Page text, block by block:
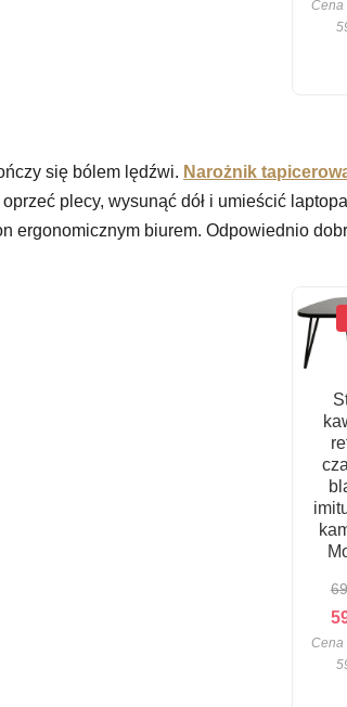
Cena
się bólem lędźwi. Narożnik
plecy, wysunąć dół i umieścić
ergonomicznym biurem. Odpowiednio
Cena